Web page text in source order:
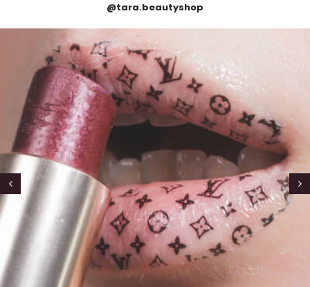
@tara.beautyshop